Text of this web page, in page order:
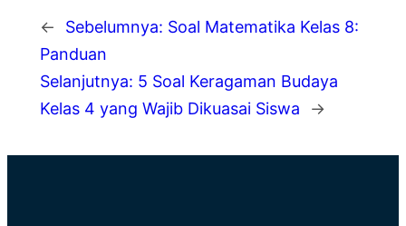
← Sebelumnya: Soal Matematika Kelas 8:
Panduan
Selanjutnya: 5 Soal Keragaman Budaya
Kelas 4 yang Wajib Dikuasai Siswa
→